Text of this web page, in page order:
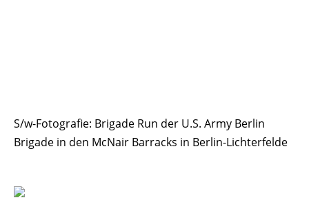
S/w-Fotografie: Brigade Run der U.S. Army Berlin
Brigade in den McNair Barracks in Berlin-Lichterfelde